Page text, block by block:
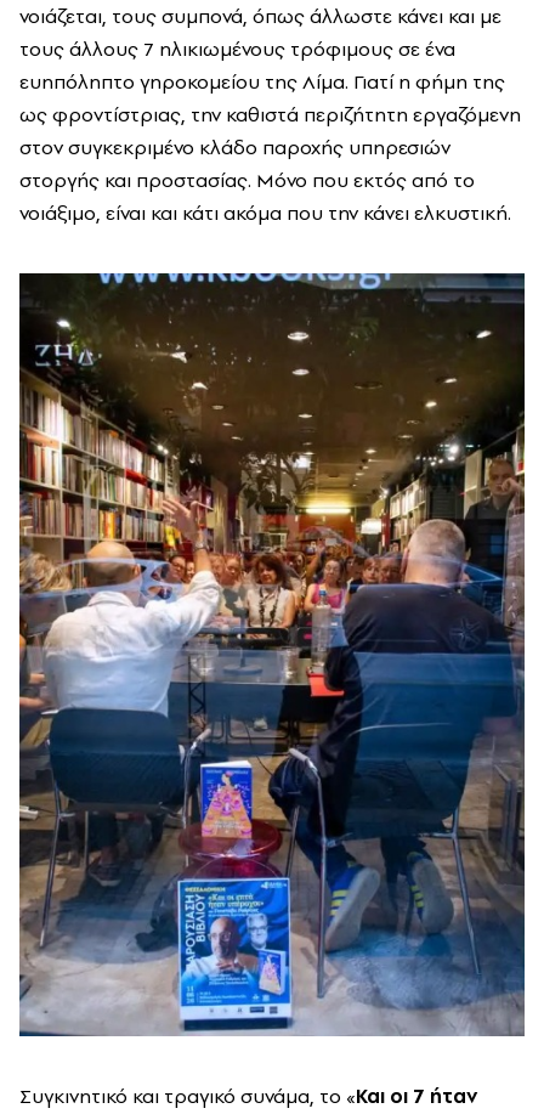
νοιάζεται, τους συμπονά, όπως άλλωστε κάνει και με
τους άλλους 7 ηλικιωμένους τρόφιμους σε ένα
ευηπόληπτο γηροκομείου της Λίμα. Γιατί η φήμη της
ως φροντίστριας, την καθιστά περιζήτητη εργαζόμενη
στον συγκεκριμένο κλάδο παροχής υπηρεσιών
στοργής και προστασίας. Μόνο που εκτός από το
νοιάξιμο, είναι και κάτι ακόμα που την κάνει ελκυστική.
Συγκινητικό και τραγικό συνάμα, το «Και οι 7 ήταν